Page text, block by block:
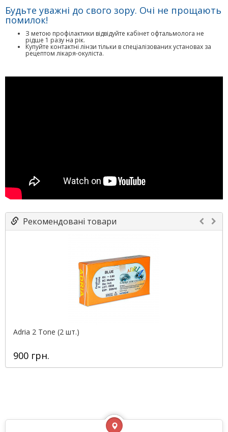
Будьте уважні до свого зору. Очі не прощають
помилок!
З метою профілактики відвідуйте кабінет офтальмолога не
рідше 1 разу на рік.
Купуйте контактні лінзи тільки в спеціалізованих установах за
рецептом лікаря-окуліста.
Рекомендовані товари
Adria 2 Tone (2 шт.)
900 грн.